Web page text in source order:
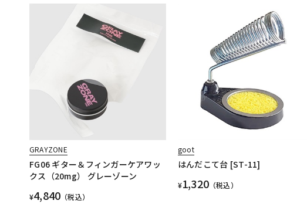
GRAYZONE
FG06 ギター＆フィンガーケアワッ
クス（20mg） グレーゾーン
¥4,840 （税込）
goot
はんだこて台 [ST-11]
¥1,320 （税込）